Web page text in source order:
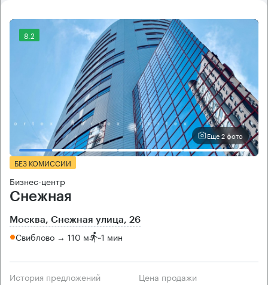
8.2
Еще 2 фото
БЕЗ КОМИССИИ
Бизнес-центр
Снежная
Москва, Снежная улица, 26
Свиблово → 110 м ~1 мин
История предложений Цена продажи